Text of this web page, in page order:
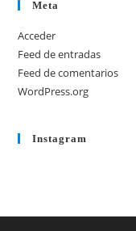
Meta
Acceder
Feed de entradas
Feed de comentarios
WordPress.org
Instagram